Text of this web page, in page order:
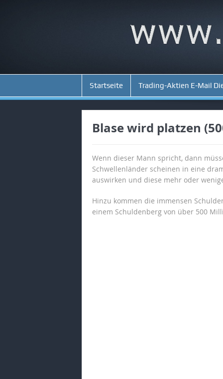
Startseite Trading-Aktien E-Mail
Blase wird platzen
Wenn dieser Mann spricht, dann
Schwellenländer scheinen in eine
auswirken und diese mehr oder
Hinzu kommen die immensen
einem Schuldenberg von über 500